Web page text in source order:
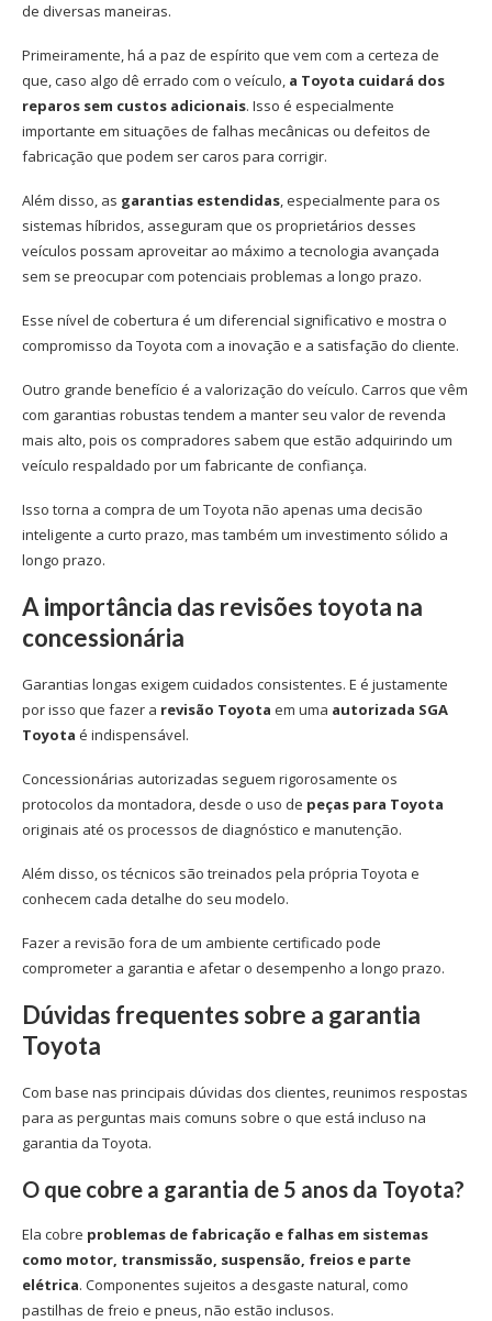
de diversas maneiras.
Primeiramente, há a paz de espírito que vem com a certeza de
que, caso algo dê errado com o veículo, a Toyota cuidará dos
reparos sem custos adicionais. Isso é especialmente
importante em situações de falhas mecânicas ou defeitos de
fabricação que podem ser caros para corrigir.
Além disso, as garantias estendidas, especialmente para os
sistemas híbridos, asseguram que os proprietários desses
veículos possam aproveitar ao máximo a tecnologia avançada
sem se preocupar com potenciais problemas a longo prazo.
Esse nível de cobertura é um diferencial significativo e mostra o
compromisso da Toyota com a inovação e a satisfação do cliente.
Outro grande benefício é a valorização do veículo. Carros que vêm
com garantias robustas tendem a manter seu valor de revenda
mais alto, pois os compradores sabem que estão adquirindo um
veículo respaldado por um fabricante de confiança.
Isso torna a compra de um Toyota não apenas uma decisão
inteligente a curto prazo, mas também um investimento sólido a
longo prazo.
A importância das revisões toyota na
concessionária
Garantias longas exigem cuidados consistentes. E é justamente
por isso que fazer a revisão Toyota em uma autorizada SGA
Toyota é indispensável.
Concessionárias autorizadas seguem rigorosamente os
protocolos da montadora, desde o uso de peças para Toyota
originais até os processos de diagnóstico e manutenção.
Além disso, os técnicos são treinados pela própria Toyota e
conhecem cada detalhe do seu modelo.
Fazer a revisão fora de um ambiente certificado pode
comprometer a garantia e afetar o desempenho a longo prazo.
Dúvidas frequentes sobre a garantia
Toyota
Com base nas principais dúvidas dos clientes, reunimos respostas
para as perguntas mais comuns sobre o que está incluso na
garantia da Toyota.
O que cobre a garantia de 5 anos da Toyota?
Ela cobre problemas de fabricação e falhas em sistemas
como motor, transmissão, suspensão, freios e parte
elétrica. Componentes sujeitos a desgaste natural, como
pastilhas de freio e pneus, não estão inclusos.